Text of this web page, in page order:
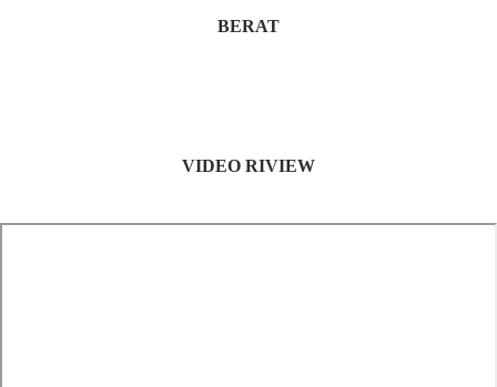
BERAT
VIDEO RIVIEW